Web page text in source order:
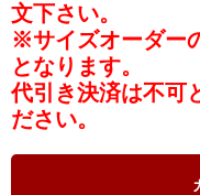
文下さい。
※サイズオーダー
となります。
代引き決済は不可
ださい。